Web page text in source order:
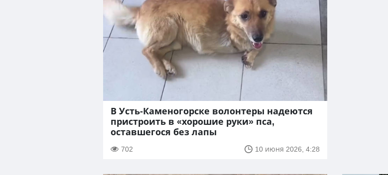
В Усть-Каменогорске волонтеры надеются
пристроить в «хорошие руки» пса,
оставшегося без лапы
702 10 июня 2026, 4:28